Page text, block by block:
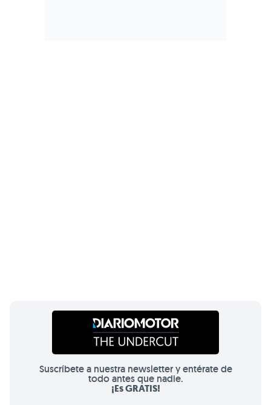
Suscríbete a nuestra newsletter y entérate de
todo antes que nadie.
¡Es GRATIS!